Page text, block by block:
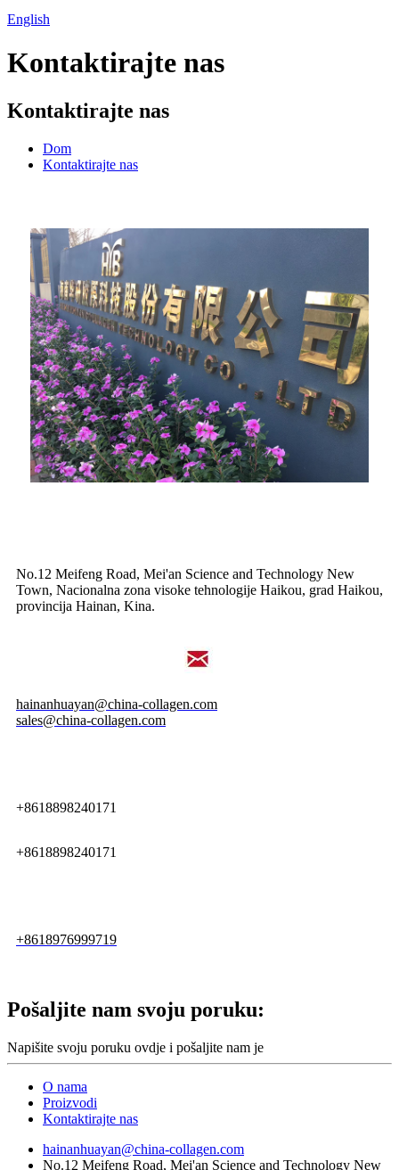
English
Kontaktirajte nas
Kontaktirajte nas
Dom
Kontaktirajte nas
No.12 Meifeng Road, Mei'an Science and Technology New
Town, Nacionalna zona visoke tehnologije Haikou, grad Haikou,
provincija Hainan, Kina.
hainanhuayan@china-collagen.com
sales@china-collagen.com
+8618898240171
+8618898240171
+8618976999719
Pošaljite nam svoju poruku:
Napišite svoju poruku ovdje i pošaljite nam je
O nama
Proizvodi
Kontaktirajte nas
hainanhuayan@china-collagen.com
No.12 Meifeng Road, Mei'an Science and Technology New